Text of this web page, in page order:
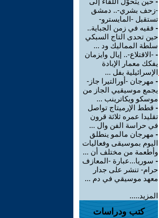
-زحف بشري-.. دمشق
تستقبل -المايسترو-
- فقيه في زمن الجباية..
حين تحدى التاج السبكي
سلطة المماليك ود ...
- -الاقتلاع-.. إيال وايزمان
يفكك معمار الإبادة
الإسرائيلية بفل ...
- مهرجان -أورالتيرا جاز-
يجمع موسيقيي الجاز من
موسكو ويكاترينب ...
- قطط الإرميتاج تواصل
تقليدا عمره ثلاثة قرون
في حراسة الفن وال ...
- مهرجان مالمو ينطلق
اليوم بموسيقى وفعاليات
وأطعمة من مختلف أن ...
- سوريا...عبارة -المعازف
حرام- تنشر على جدار
معهد موسيقي في دم ...
المزيد.....
كتب ودراسات